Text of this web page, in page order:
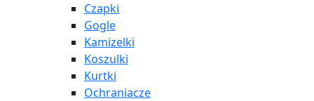
Czapki
Gogle
Kamizelki
Koszulki
Kurtki
Ochraniacze